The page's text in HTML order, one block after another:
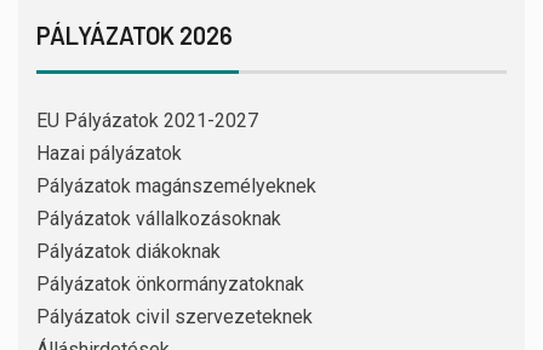
PÁLYÁZATOK 2026
EU Pályázatok 2021-2027
Hazai pályázatok
Pályázatok magánszemélyeknek
Pályázatok vállalkozásoknak
Pályázatok diákoknak
Pályázatok önkormányzatoknak
Pályázatok civil szervezeteknek